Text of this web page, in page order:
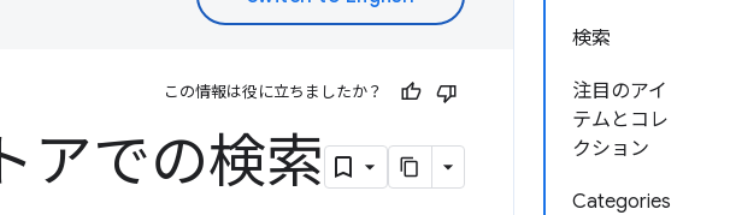
検索
注目のアイ
テムとコレ
クション
Categories
この情報は役に立ちましたか？
アでの検索